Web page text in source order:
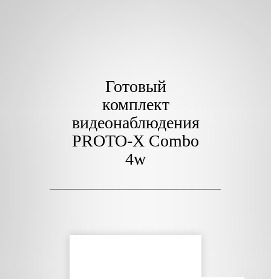
Готовый
комплект
видеонаблюдения
PROTO-X Combo
4w